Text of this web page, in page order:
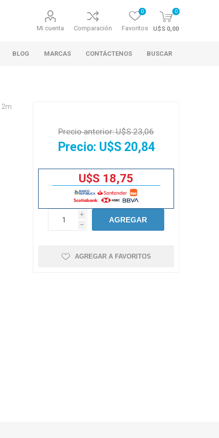
Mi cuenta Comparación Favoritos
0 0
U$S 0,00
BLOG MARCAS CONTÁCTENOS BUSCAR
2m
Precio anterior:U$S 23,06
Precio: U$S 20,84
U$S 18,75
i
h
AGREGAR
AGREGAR A FAVORITOS